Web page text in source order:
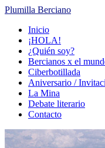
Plumilla Berciano
contenido
Inicio
¡HOLA!
¿Quién soy?
Bercianos x el
Ciberbotillada
Aniversario /
La Mina
Debate literario
Contacto